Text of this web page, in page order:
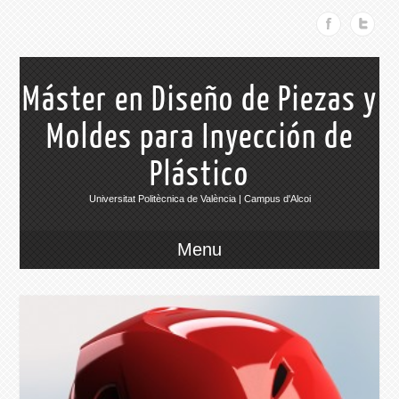
Máster en Diseño de Piezas y
Moldes para Inyección de
Plástico
Universitat Politècnica de València | Campus d'Alcoi
Menu